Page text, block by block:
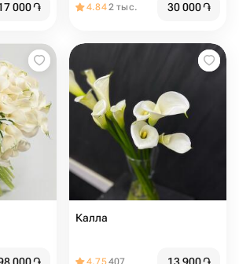
000֏ 4.842 тыс. 30 000֏
Калла
4.75407